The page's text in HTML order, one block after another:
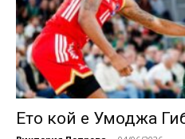
Ето кой е Умоджа